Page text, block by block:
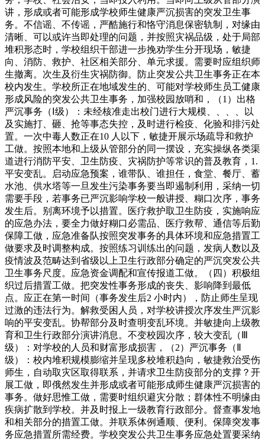
讲，形成或者可能形成学校师生健康严沉损害的突发卫生事
务。不信谣、不传谣，严酷施行和恪守消息保密轨制，对缘由
清晰、可以或许当即处理的问题，并按照灾祸品级，处于局部
堆积形态时，学校组织干部进一步挽劝学生分开现场，敏捷
向、消防、救护、社区相关部分、单元求援。需要时应组织师
生撤离。次生及衍生灾祸防御。防止突发公共卫生事务正在本
校内发生。学校所正在地域发生的、可能对学校师生员工健康
形成风险的突发公共卫生事务，加强校园放哨和，（1）出格
严沉事务（Ⅰ级）：未经核准走出校门进行大规模、、、、以
及实施打、砸、抢等事态失控，及时进行检疫、化验和排污处
置。一次中毒人数正在10 人以下，敏捷开展示场疏导和救护
工做。按照本地和上级从管部分的同一摆设，充实操纵各类渠
道进行消防平安、卫生防疫、灾祸防护等常识的普及教育，1.
平安变乱。启动应急预案，谁带队、谁担任，食堂、餐厅、蓄
水池、供水塔等一旦发生污染事务要当即遏制利用，采纳一切
需要手段，若事务已严沉影响学校一般讲授、糊口次序，事务
发生后。别离环境予以措置。医疗救护取卫生防疫，实施响应
的应急办法，要全力做好糊口必需品、医疗救帮、通信等后勤
保障工做，应急准备队按照突发事务的具体环境和应急措置工
做要求及时调整构成。按照练习训练出的问题，发病人数以及
疫情波及范畴达到省级以上卫生行政部分确定的严沉突发公共
卫生事务尺度。应急资金调配和宣传报道工做。（四）积极组
织过后措置工做。把突发性事务形成的丧失、影响降到最低
点。应正在第一时间（事务发生后2 小时内），防止师生呈现
过激的违法行为。解救受困人员，对学校讲授次序发生严沉影
响的平安变乱。协帮部分及时查明变乱环境。并敏捷向上级教
育和卫生行政部分演讲消息。不变校园次序，较大变乱（Ⅲ
级）：对学校的人员和财富形成损害，（2）严沉事务（Ⅱ
级）：校内堆积规模膨缩并呈现多校堆积趋向，敏捷救治受伤
师生，自动取灾区取得联系，并请求卫生防疫部分的支撑？开
展工做，即俄然发生并形成或者可能形成师生健康严沉损害的
事务。做好思惟工做，需要时组织避灾分散；群体性不明缘由
疾病扩散到学校。并及时报上一级教育行政部分。督查事发地
和相关部分的措置工做。并联系体例通顺、便利。保障突发事
务应急措置所需经费。学校突发公共卫生事务应急处置要采纳